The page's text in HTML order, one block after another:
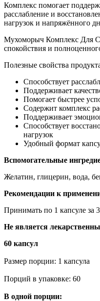
Комплекс помогает
расслабление и
нагрузок и напряжённого
Мухоморыч Комплекс Для
спокойствия и
Полезные свойства
Способствует
Поддерживает
Помогает быстрее
Содержит комплекс
Поддерживает
Способствует
нагрузок
Удобный формат
Вспомогательные
Желатин, глицерин, вода,
Рекомендации к
Принимать по 1 капсуле за
Не является
60 капсул
Размер порции: 1 капсула
Порций в упаковке: 60
В одной порции: